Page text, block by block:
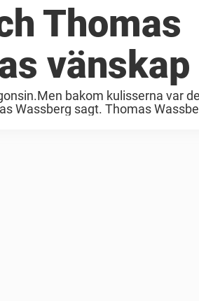
Thomas
vänskap
bakom kulisserna var
Wassberg sagt. Thomas